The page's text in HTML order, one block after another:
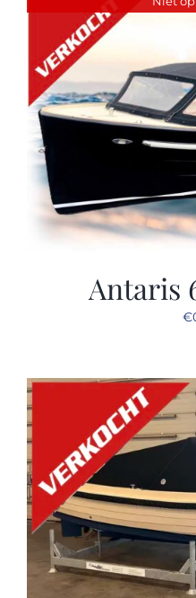
Sloep huren
Afspraak maken
Antaris
€